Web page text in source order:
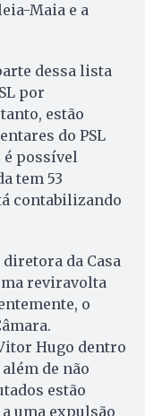
Maia e a
dessa lista
por
estão
do PSL
é possível
tem 53
contabilizando
da Casa
reviravolta
o
Hugo dentro
de não
estão
uma expulsão